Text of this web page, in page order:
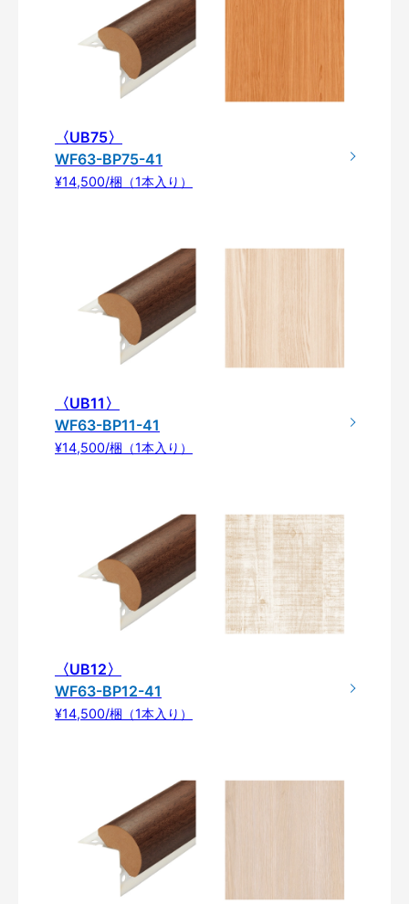
〈UB75〉
WF63-BP75-41
¥14,500/梱（1本入り）
〈UB11〉
WF63-BP11-41
¥14,500/梱（1本入り）
〈UB12〉
WF63-BP12-41
¥14,500/梱（1本入り）